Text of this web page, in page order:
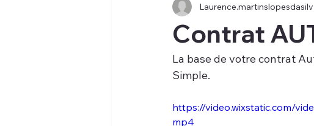
Contrat
La base de votre contrat
Simple.
https://video.wixstatic.com/
mp4